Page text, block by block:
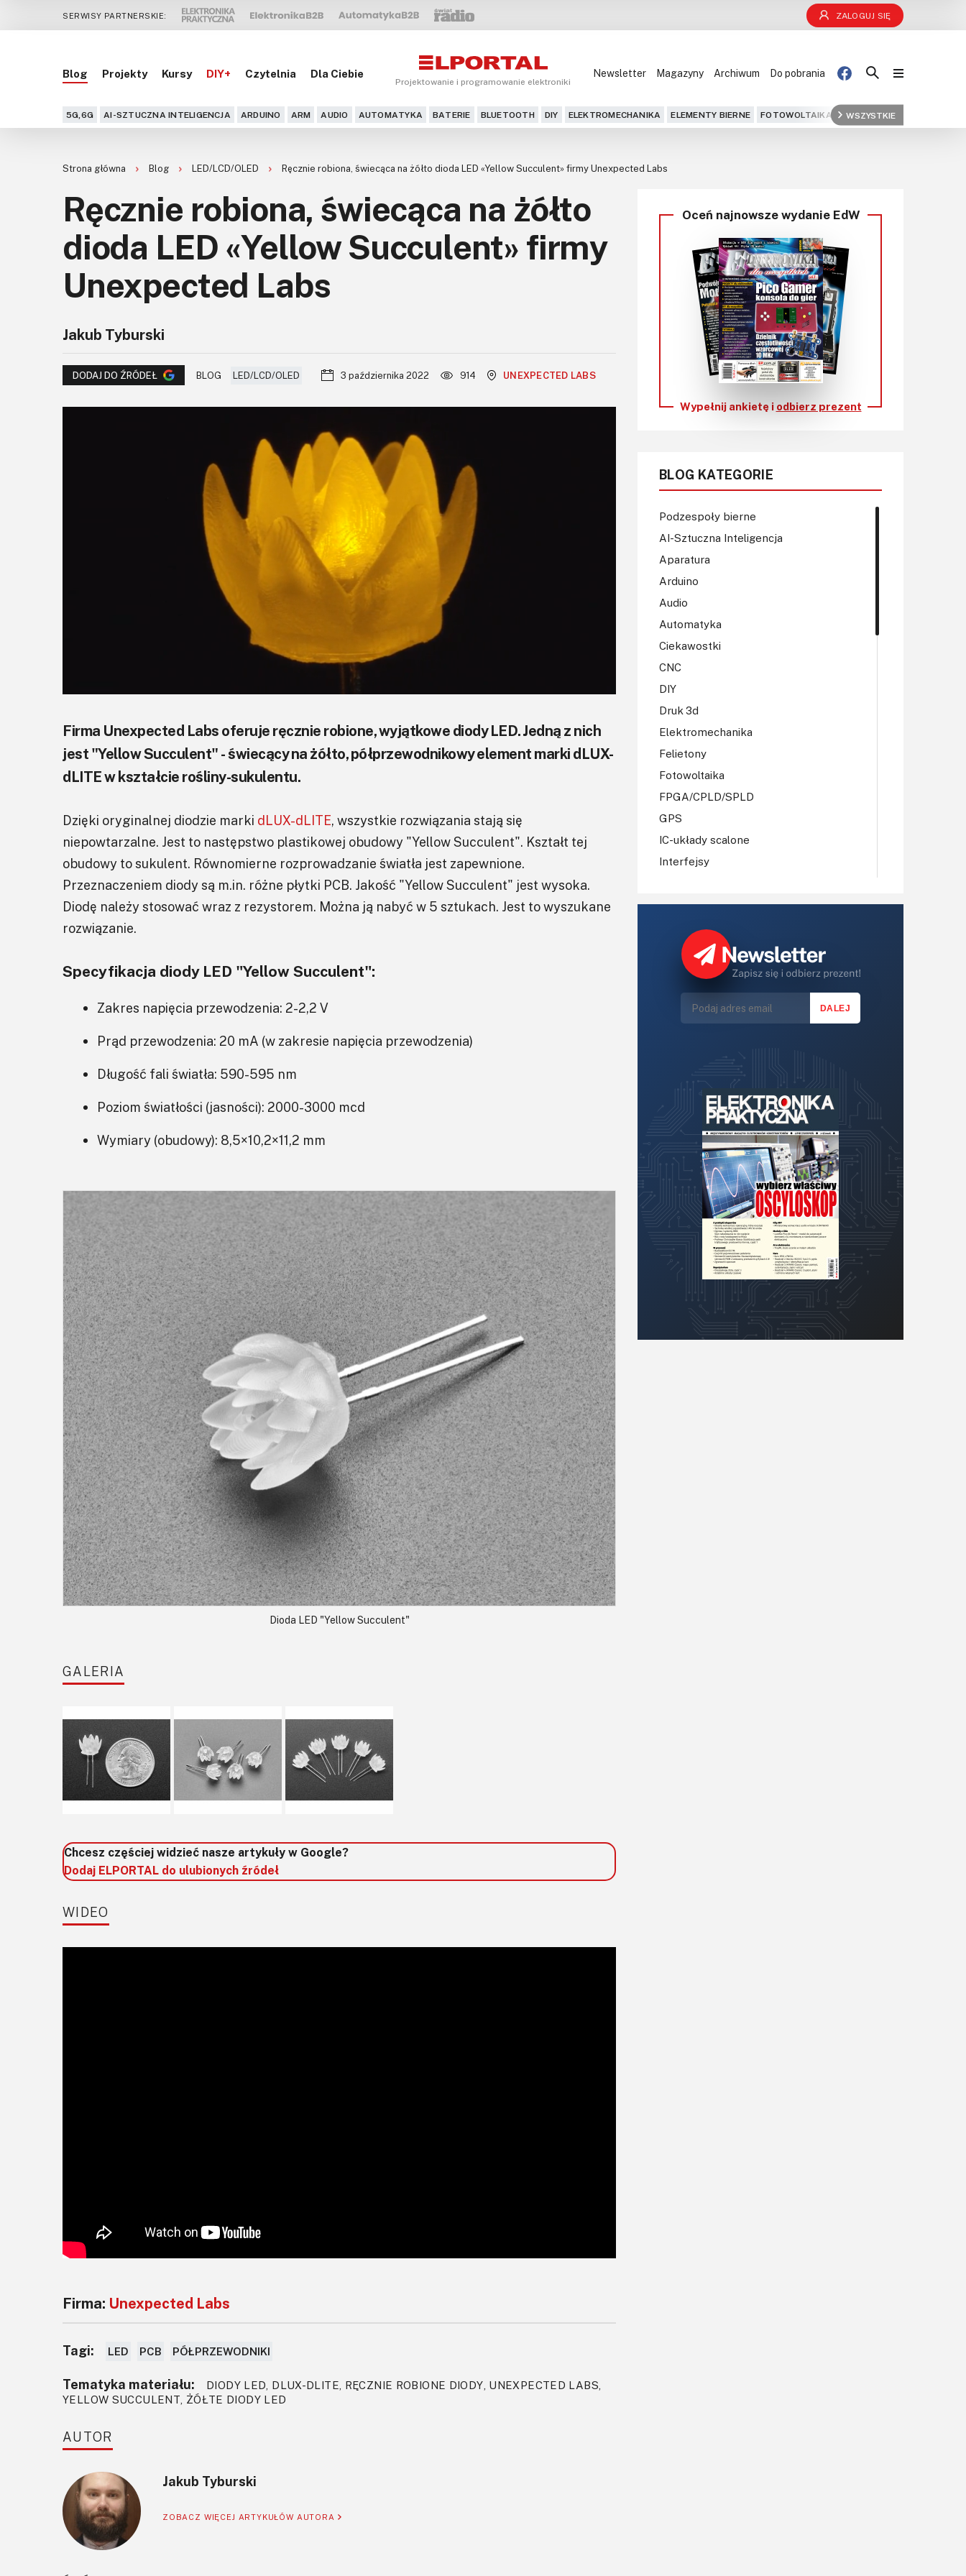
SERWISY PARTNERSKIE: ZALOGUJ SIĘ
Blog Projekty Kursy DIY+ Czytelnia Dla Ciebie
Projektowanie i programowanie elektroniki
Newsletter Magazyny Archiwum Do pobrania
5G,6G AI-SZTUCZNA INTELIGENCJA ARDUINO ARM AUDIO AUTOMATYKA BATERIE BLUETOOTH DIY ELEKTROMECHANIKA ELEMENTY BIERNE FOTOWOLTAIKA FPGA GPS
WSZYSTKIE
Blog
DIY+
Czytelnia
Dla Ciebie
KITy AVT
Kontakt
Do pobrania
Strona główna Blog LED/LCD/OLED Ręcznie robiona, świecąca na żółto dioda LED «Yellow Succulent» firmy Unexpected Labs
Ręcznie robiona, świecąca na żółto
dioda LED «Yellow Succulent» firmy
Unexpected Labs
Jakub Tyburski
DODAJ DO ŹRÓDEŁ BLOG LED/LCD/OLED 3 października 2022 914 UNEXPECTED LABS
Firma Unexpected Labs oferuje ręcznie robione, wyjątkowe diody LED. Jedną z nich
jest "Yellow Succulent" - świecący na żółto, półprzewodnikowy element marki dLUX-
dLITE w kształcie rośliny-sukulentu.
Dzięki oryginalnej diodzie marki dLUX-dLITE, wszystkie rozwiązania stają się
niepowtarzalne. Jest to następstwo plastikowej obudowy "Yellow Succulent". Kształt tej
obudowy to sukulent. Równomierne rozprowadzanie światła jest zapewnione.
Przeznaczeniem diody są m.in. różne płytki PCB. Jakość "Yellow Succulent" jest wysoka.
Diodę należy stosować wraz z rezystorem. Można ją nabyć w 5 sztukach. Jest to wyszukane
rozwiązanie.
Specyfikacja diody LED "Yellow Succulent":
Zakres napięcia przewodzenia: 2-2,2 V
Prąd przewodzenia: 20 mA (w zakresie napięcia przewodzenia)
Długość fali światła: 590-595 nm
Poziom światłości (jasności): 2000-3000 mcd
Wymiary (obudowy): 8,5×10,2×11,2 mm
Dioda LED "Yellow Succulent"
GALERIA
Chcesz częściej widzieć nasze artykuły w Google?
Dodaj ELPORTAL do ulubionych źródeł
WIDEO
Firma: Unexpected Labs
Tagi: LED PCB PÓŁPRZEWODNIKI
Tematyka materiału:
DIODY LED, DLUX-DLITE, RĘCZNIE ROBIONE DIODY, UNEXPECTED LABS,
YELLOW SUCCULENT, ŻÓŁTE DIODY LED
AUTOR
Jakub Tyburski
ZOBACZ WIĘCEJ ARTYKUŁÓW AUTORA
Oceń najnowsze wydanie EdW
Wypełnij ankietę i odbierz prezent
BLOG KATEGORIE
Podzespoły bierne
AI-Sztuczna Inteligencja
Aparatura
Arduino
Audio
Automatyka
Ciekawostki
CNC
DIY
Druk 3d
Elektromechanika
Felietony
Fotowoltaika
FPGA/CPLD/SPLD
GPS
IC-układy scalone
Interfejsy
Koła Naukowe
Książki
Lasery
LED/LCD/OLED
Mechatronika
Narzędzia
Optoelektronika
PCB/Montaż
Podstawy elektroniki
Podzespoły bierne
Półprzewodniki
Pomiary i testy
Projektowanie
Raspberry Pi